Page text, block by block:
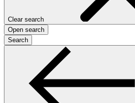
Clear search
Open search
Search